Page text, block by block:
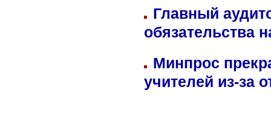
Главный
обязательства
Минпрос
учителей из-за